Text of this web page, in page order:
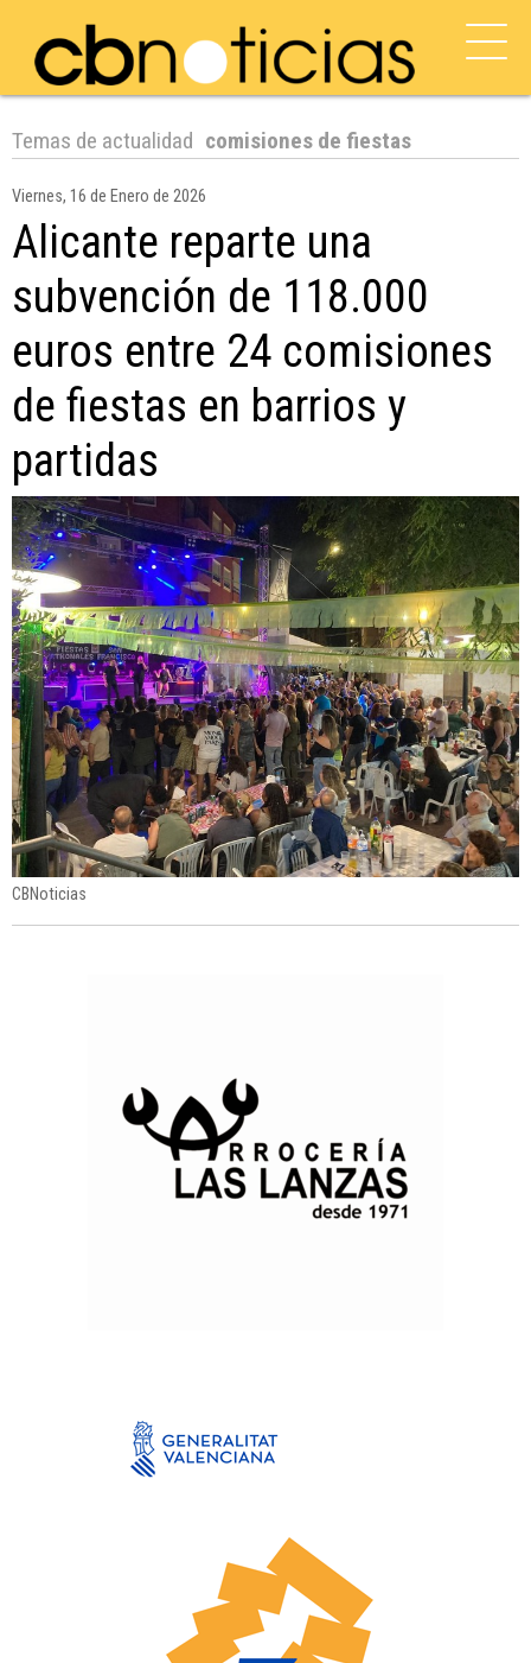
Temas de actualidad comisiones de fiestas
Viernes, 16 de Enero de 2026
Alicante reparte una
subvención de 118.000
euros entre 24 comisiones
de fiestas en barrios y
partidas
CBNoticias